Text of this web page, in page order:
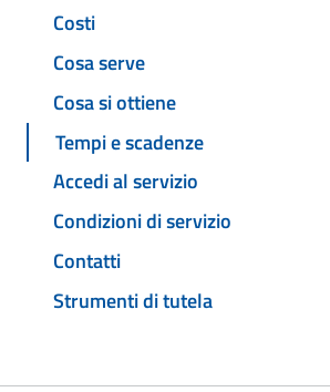
Costi
Cosa serve
Cosa si ottiene
Tempi e scadenze
Accedi al servizio
Condizioni di servizio
Contatti
Strumenti di tutela